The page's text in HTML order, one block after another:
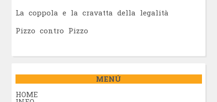
La coppola e la cravatta della legalità
Pizzo contro Pizzo
MENÚ
HOME